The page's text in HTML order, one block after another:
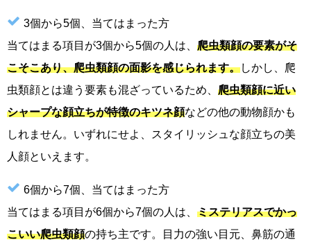
3個から5個、当てはまった方
当てはまる項目が3個から5個の人は、 爬虫類顔の要素がそ
こそこあり、爬虫類顔の面影を感じられます。しかし、爬
虫類顔とは違う要素も混ざっているため、 爬虫類顔に近い
シャープな顔立ちが特徴のキツネ顔などの他の動物顔かも
しれません。いずれにせよ、スタイリッシュな顔立ちの美
人顔といえます。
6個から7個、当てはまった方
当てはまる項目が6個から7個の人は、 ミステリアスでかっ
こいい爬虫類顔の持ち主です。目力の強い目元、鼻筋の通